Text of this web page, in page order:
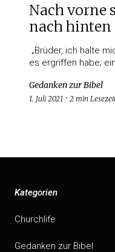
Nach vorne
nach hinten
„Brüder, ich halte
es ergriffen habe;
Gedanken zur Bibel
1. Juli 2021 2 min
Kategorien
Churchlife
Gedanken zur Bibel